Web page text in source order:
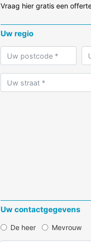
Vraag hier gratis een
Uw regio
Uw contactgegevens
De heer Mevrouw